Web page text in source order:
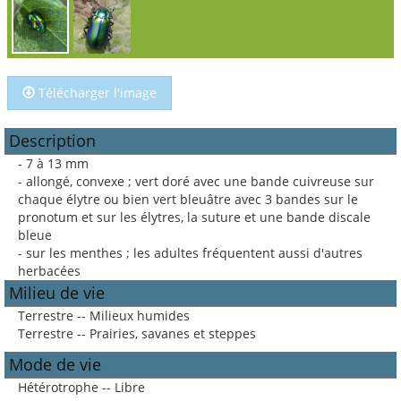
Télécharger l'image
Description
- 7 à 13 mm
- allongé, convexe ; vert doré avec une bande cuivreuse sur
chaque élytre ou bien vert bleuâtre avec 3 bandes sur le
pronotum et sur les élytres, la suture et une bande discale
bleue
- sur les menthes ; les adultes fréquentent aussi d'autres
herbacées
Milieu de vie
Terrestre -- Milieux humides
Terrestre -- Prairies, savanes et steppes
Mode de vie
Hétérotrophe -- Libre